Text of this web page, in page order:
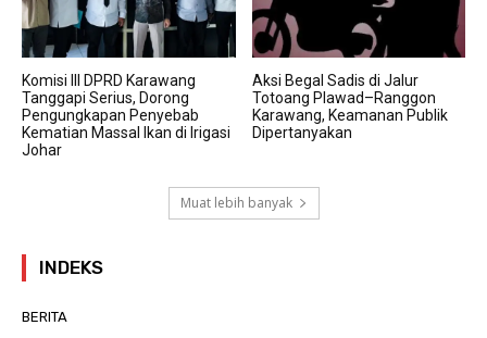
Komisi III DPRD Karawang
Tanggapi Serius, Dorong
Pengungkapan Penyebab
Kematian Massal Ikan di Irigasi
Johar
Aksi Begal Sadis di Jalur
Totoang Plawad–Ranggon
Karawang, Keamanan Publik
Dipertanyakan
Muat lebih banyak
INDEKS
BERITA